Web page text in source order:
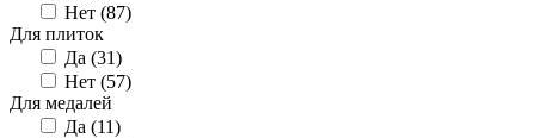
Нет (87)
Для плиток
Да (31)
Нет (57)
Для медалей
Да (11)